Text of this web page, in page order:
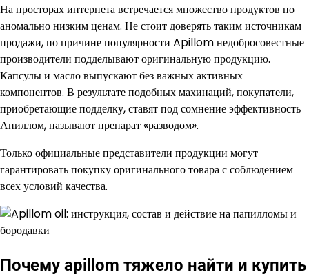
На просторах интернета встречается множество продуктов по
аномально низким ценам. Не стоит доверять таким источникам
продажи, по причине популярности Apillom недобросовестные
производители подделывают оригинальную продукцию.
Капсулы и масло выпускают без важных активных
компонентов. В результате подобных махинаций, покупатели,
приобретающие подделку, ставят под сомнение эффективность
Апиллом, называют препарат «разводом».
Только официальные представители продукции могут
гарантировать покупку оригинального товара с соблюдением
всех условий качества.
Почему apillom тяжело найти и купить